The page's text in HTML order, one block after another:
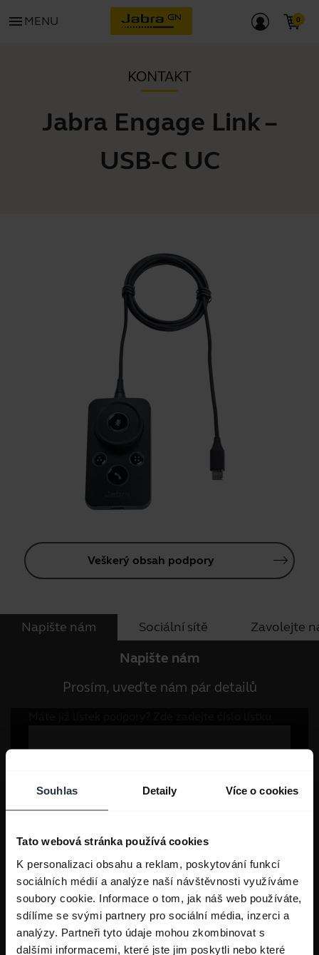
Souhlas Detaily Více o cookies
Tato webová stránka používá cookies
K personalizaci obsahu a reklam, poskytování funkcí
sociálních médií a analýze naší návštěvnosti využíváme
soubory cookie. Informace o tom, jak náš web používáte,
sdílíme se svými partnery pro sociální média, inzerci a
analýzy. Partneři tyto údaje mohou zkombinovat s
dalšími informacemi, které jste jim poskytli nebo které
menu MENU
KONTAKT
Jabra Engage Link –
USB-C UC
Veškerý obsah podpory
Napište nám Sociální sítě Zavolejte
Napište nám
Prosím, uveďte nám pár detailů